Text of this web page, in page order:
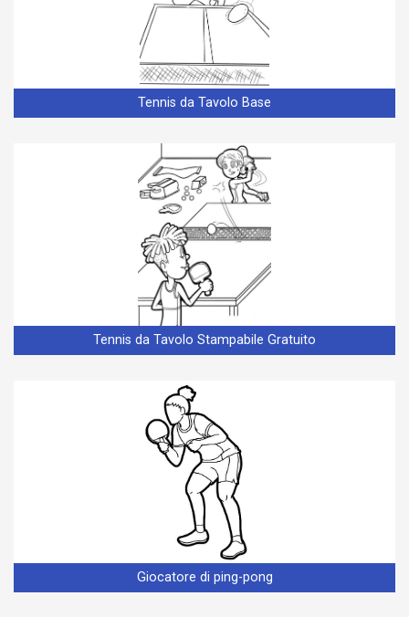
Tennis da Tavolo Base
Tennis da Tavolo Stampabile Gratuito
Giocatore di ping-pong